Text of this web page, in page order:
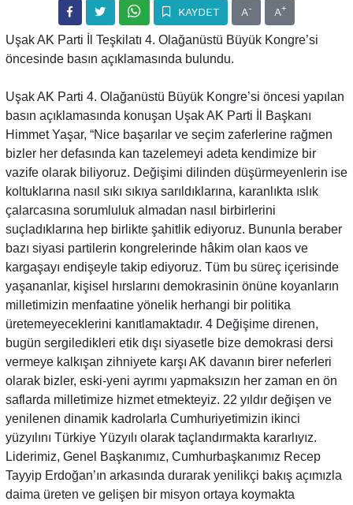
KAYDET A- A+
Uşak AK Parti İl Teşkilatı 4. Olağanüstü Büyük Kongre’si
öncesinde basın açıklamasında bulundu.
Uşak AK Parti 4. Olağanüstü Büyük Kongre’si öncesi yapılan
basın açıklamasında konuşan Uşak AK Parti İl Başkanı
Himmet Yaşar, “Nice başarılar ve seçim zaferlerine rağmen
bizler her defasında kan tazelemeyi adeta kendimize bir
vazife olarak biliyoruz. Değişimi dilinden düşürmeyenlerin ise
koltuklarına nasıl sıkı sıkıya sarıldıklarına, karanlıkta ıslık
çalarcasına sorumluluk almadan nasıl birbirlerini
suçladıklarına hep birlikte şahitlik ediyoruz. Bununla beraber
bazı siyasi partilerin kongrelerinde hâkim olan kaos ve
kargaşayı endişeyle takip ediyoruz. Tüm bu süreç içerisinde
yaşananlar, kişisel hırslarını demokrasinin önüne koyanların
milletimizin menfaatine yönelik herhangi bir politika
üretemeyeceklerini kanıtlamaktadır. 4 Değişime direnen,
bugün sergiledikleri etik dışı siyasetle bize demokrasi dersi
vermeye kalkışan zihniyete karşı AK davanın birer neferleri
olarak bizler, eski-yeni ayrımı yapmaksızın her zaman en ön
saflarda milletimize hizmet etmekteyiz. 22 yıldır değişen ve
yenilenen dinamik kadrolarla Cumhuriyetimizin ikinci
yüzyılını Türkiye Yüzyılı olarak taçlandırmakta kararlıyız.
Liderimiz, Genel Başkanımız, Cumhurbaşkanımız Recep
Tayyip Erdoğan’ın arkasında durarak yenilikçi bakış açımızla
daima üreten ve gelişen bir misyon ortaya koymakta